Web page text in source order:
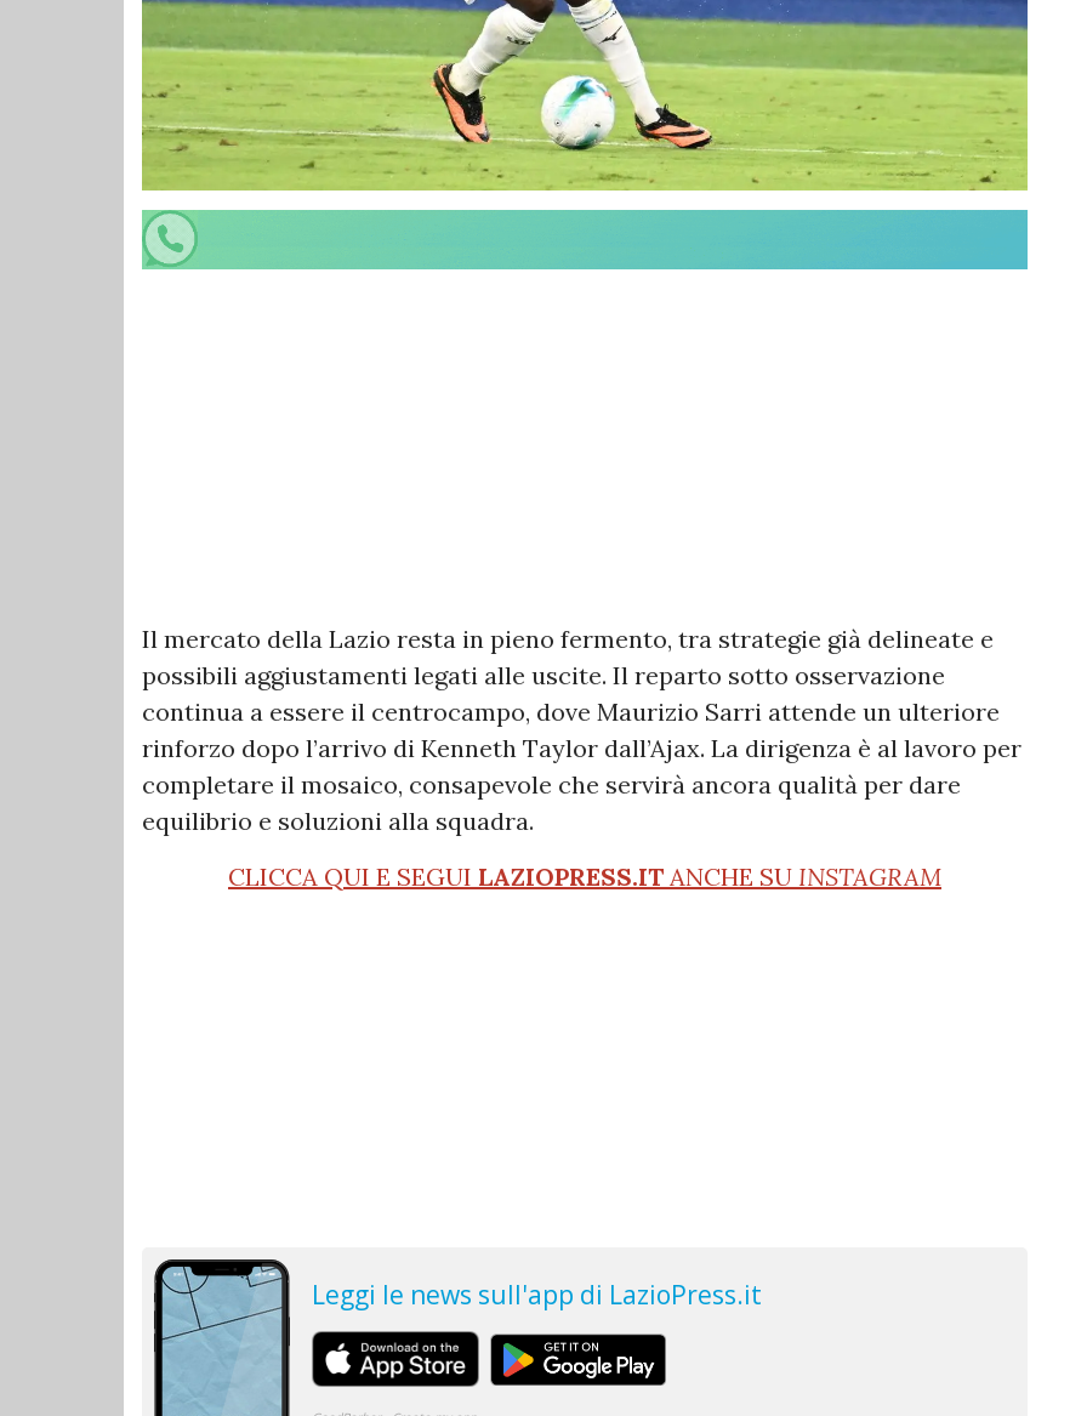
Il mercato della Lazio resta in pieno fermento, tra strategie già delineate e
possibili aggiustamenti legati alle uscite. Il reparto sotto osservazione
continua a essere il centrocampo, dove Maurizio Sarri attende un ulteriore
rinforzo dopo l’arrivo di Kenneth Taylor dall’Ajax. La dirigenza è al lavoro per
completare il mosaico, consapevole che servirà ancora qualità per dare
equilibrio e soluzioni alla squadra.
CLICCA QUI E SEGUI LAZIOPRESS.IT ANCHE SU INSTAGRAM